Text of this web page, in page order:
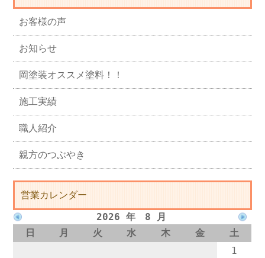
お客様の声
お知らせ
岡塗装オススメ塗料！！
施工実績
職人紹介
親方のつぶやき
営業カレンダー
2026 年 8 月
日
月 火 水 木 金
土
1